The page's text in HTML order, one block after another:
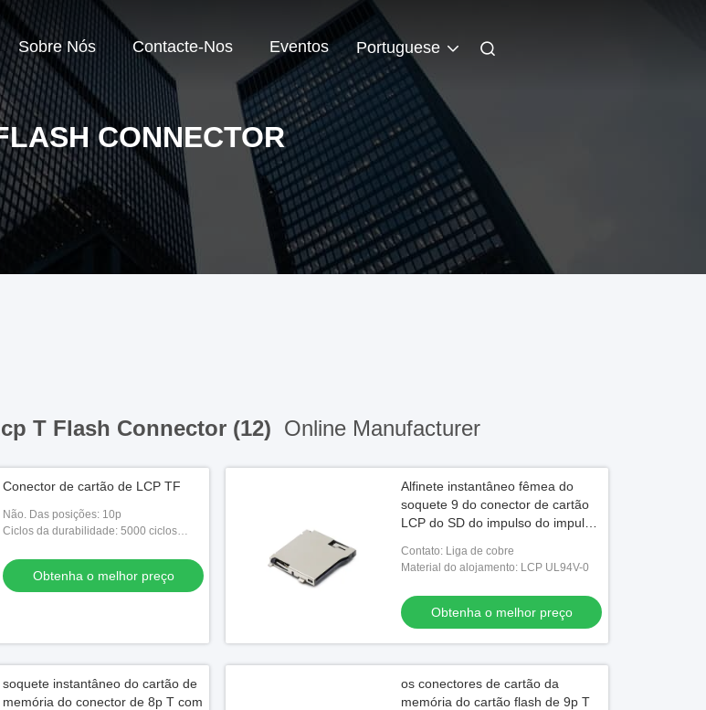
Sobre Nós Contacte-Nos Eventos Portuguese
CONNECTOR
T Flash Connector (12) Online Manufacturer
Conector de cartão de LCP TF
Não. Das posições: 10p
Ciclos da durabilidade: 5000 ciclos
Obtenha o melhor preço
Alfinete instantâneo fêmea do
soquete 9 do conector de cartão
LCP do SD do impulso do impulso
Contato: Liga de cobre
Material do alojamento: LCP UL94V-0
Obtenha o melhor preço
soquete instantâneo do cartão de
memória do conector de 8p T com
os conectores de cartão da
memória do cartão flash de 9p T